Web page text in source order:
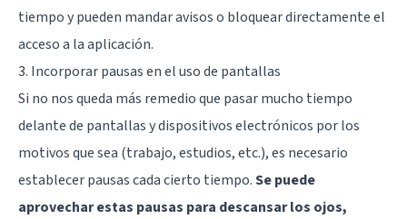
tiempo y pueden mandar avisos o bloquear directamente el
acceso a la aplicación.
3. Incorporar pausas en el uso de pantallas
Si no nos queda más remedio que pasar mucho tiempo
delante de pantallas y dispositivos electrónicos por los
motivos que sea (trabajo, estudios, etc.), es necesario
establecer pausas cada cierto tiempo.Se puede
aprovechar estas pausas para descansar los ojos,